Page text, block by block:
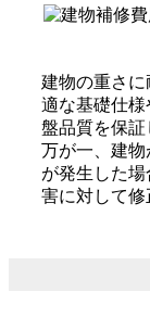
建物の重さ
適な基礎仕
盤品質を保証
万が一、建物
が発生した
害に対して修